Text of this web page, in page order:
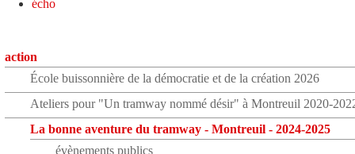
écho
action
École buissonnière de la démocratie et de la création 2026
Ateliers pour "Un tramway nommé désir" à Montreuil 2020-
La bonne aventure du tramway - Montreuil - 2024-2025
évènements publics